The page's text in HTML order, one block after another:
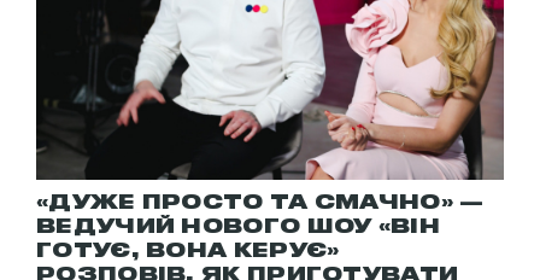
«ДУЖЕ ПРОСТО ТА СМАЧНО» —
ВЕДУЧИЙ НОВОГО ШОУ «ВІН
ГОТУЄ, ВОНА КЕРУЄ»
РОЗПОВІВ, ЯК ПРИГОТУВАТИ